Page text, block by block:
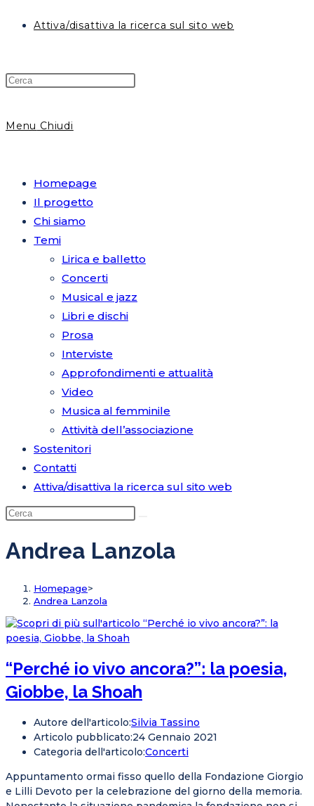
Attiva/disattiva la ricerca sul sito web
Menu Chiudi
Homepage
Il progetto
Chi siamo
Temi
Lirica e balletto
Concerti
Musical e jazz
Libri e dischi
Prosa
Interviste
Approfondimenti e attualità
Video
Musica al femminile
Attività dell’associazione
Sostenitori
Contatti
Attiva/disattiva la ricerca sul sito web
Andrea Lanzola
Homepage>
Andrea Lanzola
“Perché io vivo ancora?”: la poesia,
Giobbe, la Shoah
Autore dell'articolo:Silvia Tassino
Articolo pubblicato:24 Gennaio 2021
Categoria dell'articolo:Concerti
Appuntamento ormai fisso quello della Fondazione Giorgio
e Lilli Devoto per la celebrazione del giorno della memoria.